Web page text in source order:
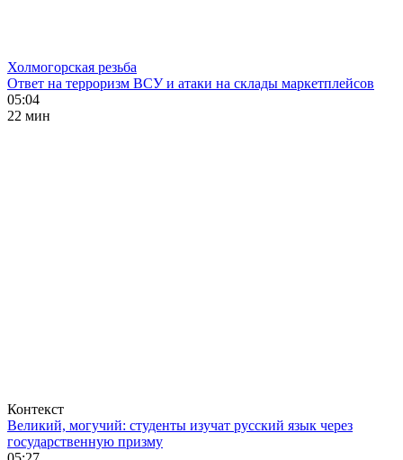
Холмогорская резьба
Ответ на терроризм ВСУ и атаки на склады маркетплейсов
05:04
22 мин
Контекст
Великий, могучий: студенты изучат русский язык через
государственную призму